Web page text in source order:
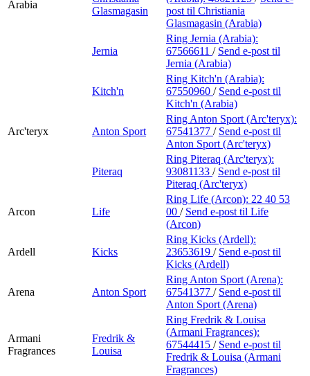
Arabia
Glasmagasin
post til Christiania
Glasmagasin (Arabia)
Jernia
Ring Jernia (Arabia):
67566611 / Send e-post til
Jernia (Arabia)
Kitch'n
Ring Kitch'n (Arabia):
67550960 / Send e-post til
Kitch'n (Arabia)
Arc'teryx Anton Sport
Ring Anton Sport (Arc'teryx):
67541377 / Send e-post til
Anton Sport (Arc'teryx)
Piteraq
Ring Piteraq (Arc'teryx):
93081133 / Send e-post til
Piteraq (Arc'teryx)
Arcon Life
Ring Life (Arcon): 22 40 53
00 / Send e-post til Life
(Arcon)
Ardell Kicks
Ring Kicks (Ardell):
23653619 / Send e-post til
Kicks (Ardell)
Arena Anton Sport
Ring Anton Sport (Arena):
67541377 / Send e-post til
Anton Sport (Arena)
Armani
Fragrances
Fredrik &
Louisa
Ring Fredrik & Louisa
(Armani Fragrances):
67544415 / Send e-post til
Fredrik & Louisa (Armani
Fragrances)